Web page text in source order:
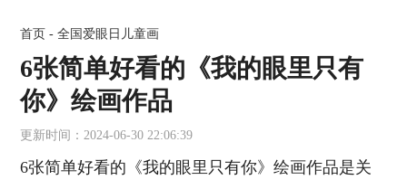
首页 -全国爱眼日儿童画
6张简单好看的《我的眼里只有
你》绘画作品
更新时间：2024-06-30 22:06:39
6张简单好看的《我的眼里只有你》绘画作品是关